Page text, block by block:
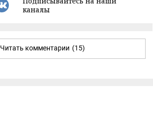
каналы
Читать комментарии (15)